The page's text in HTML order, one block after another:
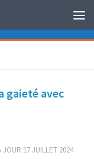
gaieté avec
JOUR 17 JUILLET 2024